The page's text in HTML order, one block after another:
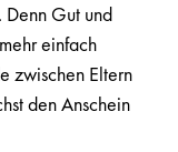
Gut und
einfach
zwischen Eltern
den Anschein